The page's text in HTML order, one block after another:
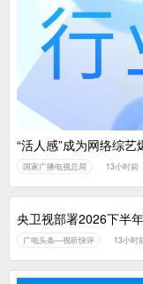
广电总局对互联
中国广电：编制
“活人感”成为网络综
国家广播电视总局 13小时前
央卫视部署2026下半
广电头条—视听快评 13小时